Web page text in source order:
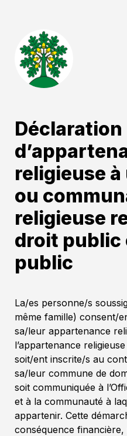
Déclaration
religieuse à
ou
religieuse
droit public
public
La/es personne/s
même famille) consent/
sa/leur appartenance
l’appartenance
soit/ent inscrite/s au
sa/leur commune de
soit communiquée à
et à la communauté à
appartenir. Cette
conséquence financière,